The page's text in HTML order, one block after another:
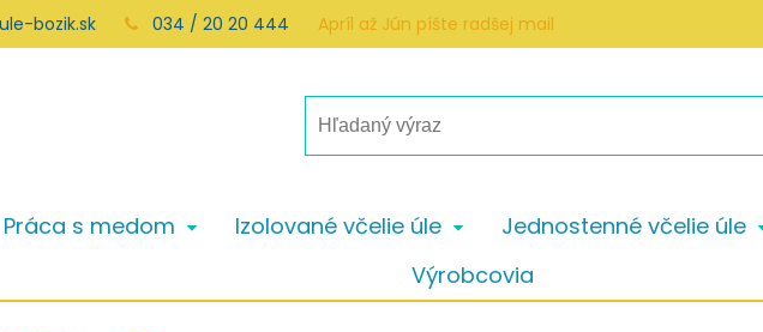
bozik.sk 034 / 20 20 444 Apríl až Jún píšte radšej mail
Práca s medom Izolované včelie úle Jednostenné včelie úle
Výrobcovia